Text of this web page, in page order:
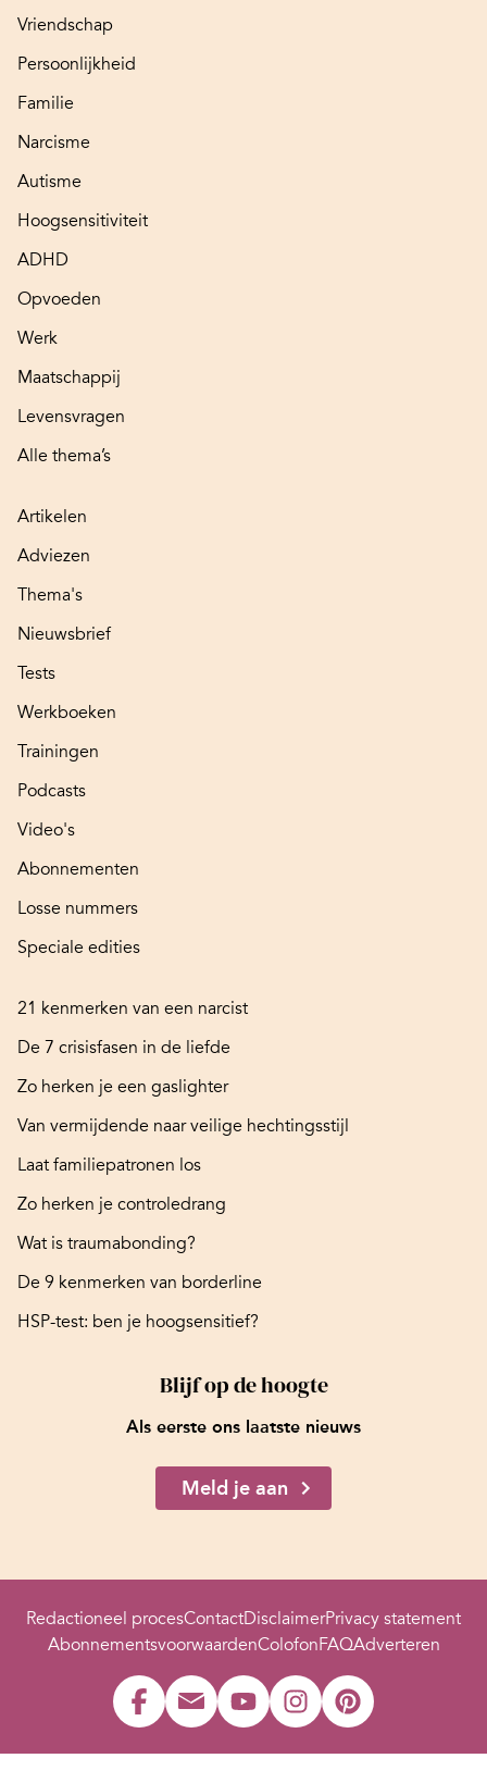
Vriendschap
Persoonlijkheid
Familie
Narcisme
Autisme
Hoogsensitiviteit
ADHD
Opvoeden
Werk
Maatschappij
Levensvragen
Alle thema’s
Artikelen
Adviezen
Thema's
Nieuwsbrief
Tests
Werkboeken
Trainingen
Podcasts
Video's
Abonnementen
Losse nummers
Speciale edities
21 kenmerken van een narcist
De 7 crisisfasen in de liefde
Zo herken je een gaslighter
Van vermijdende naar veilige hechtingsstijl
Laat familiepatronen los
Zo herken je controledrang
Wat is traumabonding?
De 9 kenmerken van borderline
HSP-test: ben je hoogsensitief?
Blijf op de hoogte
Als eerste ons laatste nieuws
Meld je aan
Redactioneel procesContactDisclaimerPrivacy statement
AbonnementsvoorwaardenColofonFAQAdverteren